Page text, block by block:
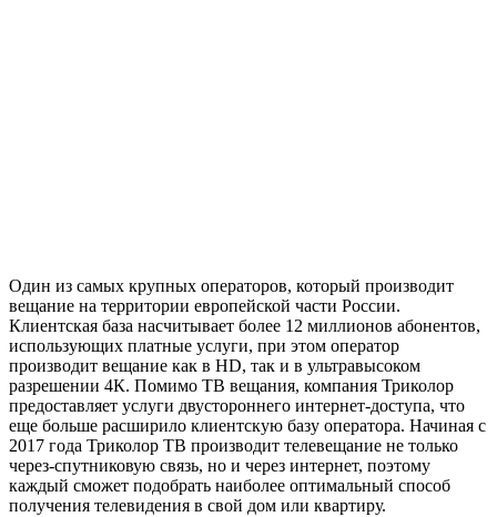
Один из самых крупных операторов, который производит
вещание на территории европейской части России.
Клиентская база насчитывает более 12 миллионов абонентов,
использующих платные уcлуги, при этом оператор
производит вещание как в HD, так и в ультравысоком
разрешении 4К. Помимо ТВ вещания, компания Триколор
предоставляет услуги двустороннего интернет-доступа, что
еще больше расширило клиентскую базу оператора. Начиная с
2017 года Триколор ТВ производит телевещание не только
через-спутниковую связь, но и через интернет, поэтому
каждый сможет подобрать наиболее оптимальный способ
получения телевидения в свой дом или квартиру.